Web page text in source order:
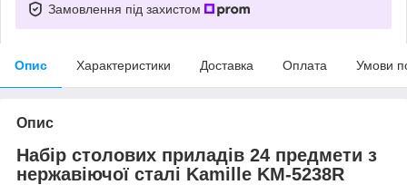
Замовлення під захистом
Опис Характеристики Доставка Оплата Умови
Опис
Набір столових приладів 24 предмети з
нержавіючої сталі Kamille KM-5238R